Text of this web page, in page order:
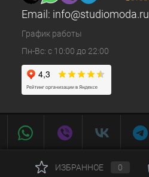
Email: info@studiomoda.ru
График работы
Пн-Вс: с 10:00 до 22:00
ИЗБРАННОЕ 0